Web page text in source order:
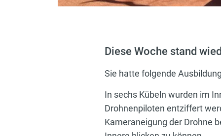
Diese Woche stand
Sie hatte folgende
In sechs Kübeln wurden im
Drohnenpiloten entziffert
Kameraneigung der Drohne